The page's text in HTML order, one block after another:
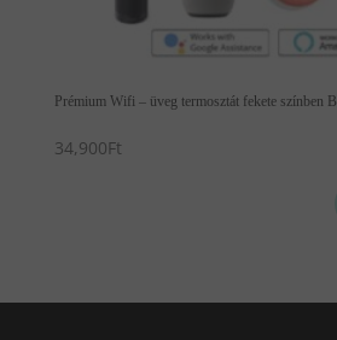
Prémium Wifi – üveg termosztát fekete színben
34,900Ft